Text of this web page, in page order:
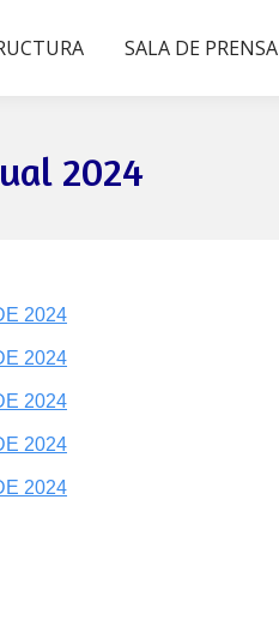
SALA DE PRENSA
2024
2024
2024
2024
2024
2024